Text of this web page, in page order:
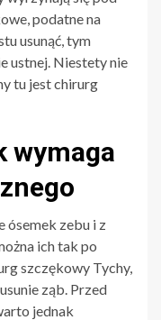
podatne na
usunąć, tym
ustnej. Niestety nie
tu jest chirurg
wymaga
ósemek zebu i z
ich tak po
szczękowy Tychy,
ząb. Przed
jednak